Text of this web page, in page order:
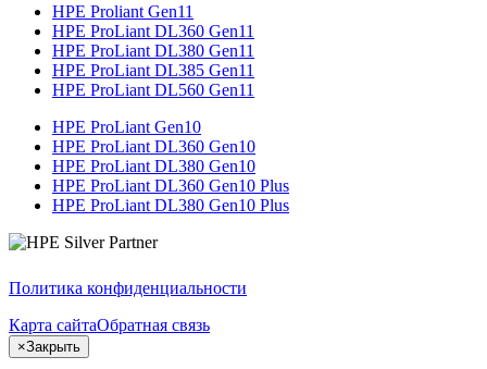
HPE Proliant Gen11
HPE ProLiant DL360 Gen11
HPE ProLiant DL380 Gen11
HPE ProLiant DL385 Gen11
HPE ProLiant DL560 Gen11
HPE ProLiant Gen10
HPE ProLiant DL360 Gen10
HPE ProLiant DL380 Gen10
HPE ProLiant DL360 Gen10 Plus
HPE ProLiant DL380 Gen10 Plus
Политика конфиденциальности
Карта сайтаОбратная связь
×Закрыть